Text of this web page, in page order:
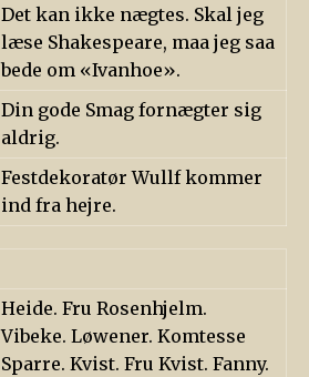
Det kan ikke nægtes. Skal jeg
læse Shakespeare, maa jeg saa
bede om «Ivanhoe».
Din gode Smag fornægter sig
aldrig.
Festdekoratør Wullf kommer
ind fra hejre.
Heide. Fru Rosenhjelm.
Vibeke. Løwener. Komtesse
Sparre. Kvist. Fru Kvist. Fanny.